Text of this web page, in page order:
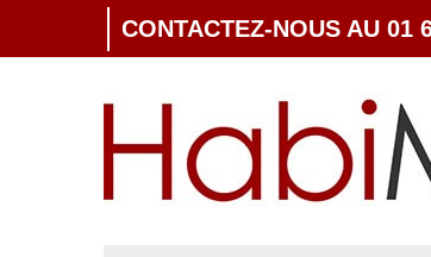
CONTACTEZ-NOUS AU 01